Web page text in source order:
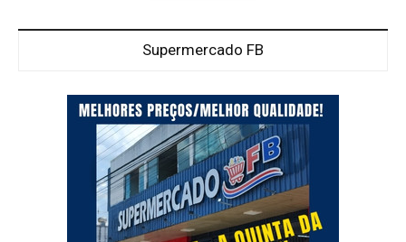
Supermercado FB